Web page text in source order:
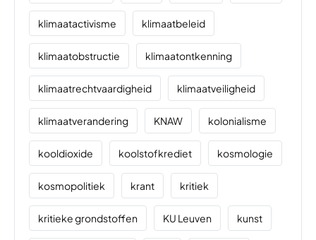
klimaatactivisme klimaatbeleid
klimaatobstructie klimaatontkenning
klimaatrechtvaardigheid klimaatveiligheid
klimaatverandering KNAW kolonialisme
kooldioxide koolstofkrediet kosmologie
kosmopolitiek krant kritiek
kritieke grondstoffen KU Leuven kunst